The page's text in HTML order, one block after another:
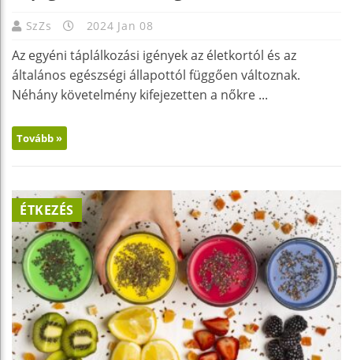
SzZs 2024 Jan 08
Az egyéni táplálkozási igények az életkortól és az
általános egészségi állapottól függően változnak.
Néhány követelmény kifejezetten a nőkre ...
Tovább »
ÉTKEZÉS